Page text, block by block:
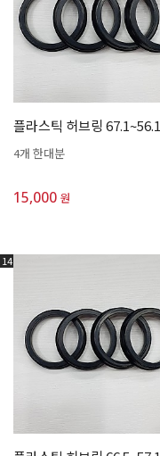
플라스틱 허브링 67.1~56.1
4개 한대분
15,000 원
14